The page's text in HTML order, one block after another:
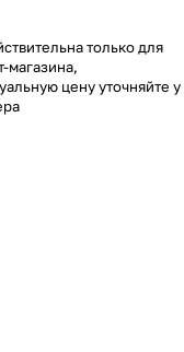
только для
магазина,
цену уточняйте у